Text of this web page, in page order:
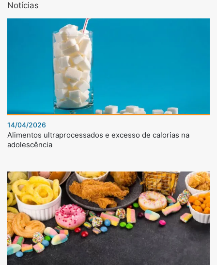
Notícias
14/04/2026
Alimentos ultraprocessados e excesso de calorias na
adolescência